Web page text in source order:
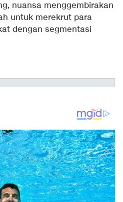
nuansa menggembirakan
untuk merekrut para
dengan segmentasi